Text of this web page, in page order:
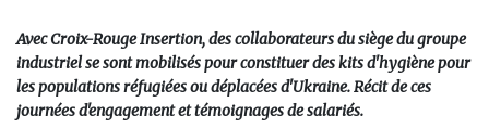
Avec Croix-Rouge Insertion, des collaborateurs du siège du groupe
industriel se sont mobilisés pour constituer des kits d'hygiène pour
les populations réfugiées ou déplacées d'Ukraine. Récit de ces
journées d'engagement et témoignages de salariés.